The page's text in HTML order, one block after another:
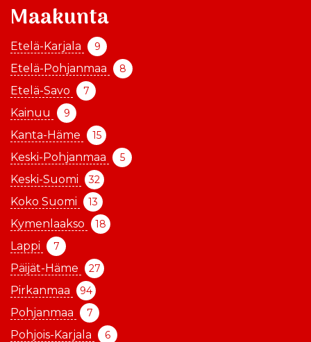
Maakunta
Etelä-Karjala 9
Etelä-Pohjanmaa 8
Etelä-Savo 7
Kainuu 9
Kanta-Häme 15
Keski-Pohjanmaa 5
Keski-Suomi 32
Koko Suomi 13
Kymenlaakso 18
Lappi 7
Päijät-Häme 27
Pirkanmaa 94
Pohjanmaa 7
Pohjois-Karjala 6